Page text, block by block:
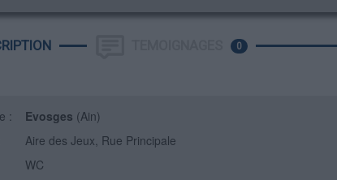
0
: Evosges (Ain)
Aire des Jeux, Rue Principale
WC